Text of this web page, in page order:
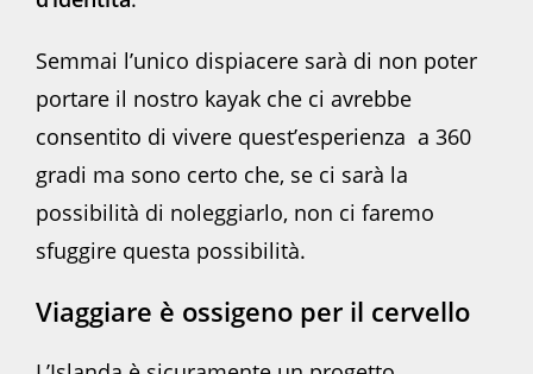
Semmai l’unico dispiacere sarà di non poter
portare il nostro kayak che ci avrebbe
consentito di vivere quest’esperienza a 360
gradi ma sono certo che, se ci sarà la
possibilità di noleggiarlo, non ci faremo
sfuggire questa possibilità.
Viaggiare è ossigeno per il cervello